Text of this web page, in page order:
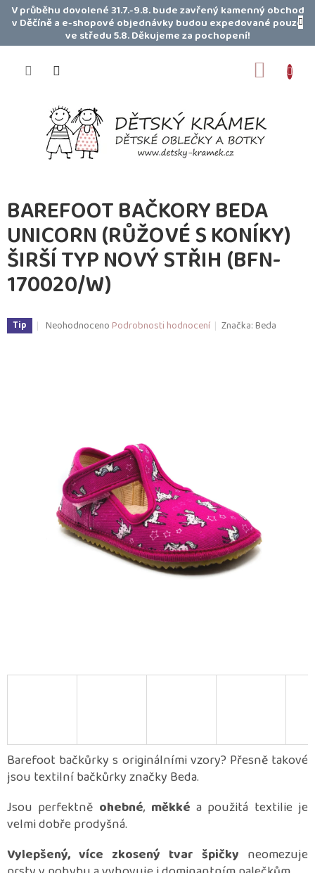
PřejítV průběhu dovolené 31.7.-9.8. bude zavřený kamenný obchod
v Děčíně a e-shopové objednávky budou expedované pouze
ve středu 5.8. Děkujeme za pochopení!
BAREFOOT BAČKORY BEDA
UNICORN (RŮŽOVÉ S KONÍKY)
ŠIRŠÍ TYP NOVÝ STŘIH (BFN-
170020/W)
Tip
Průměrné
NeohodnocenoPodrobnosti hodnocení Značka: Beda
Barefoot bačkůrky s originálními vzory? Přesně takové
jsou textilní bačkůrky značky Beda.
Jsou perfektně ohebné, měkké a použitá textilie je
velmi dobře prodyšná.
Vylepšený, více zkosený tvar špičky neomezuje